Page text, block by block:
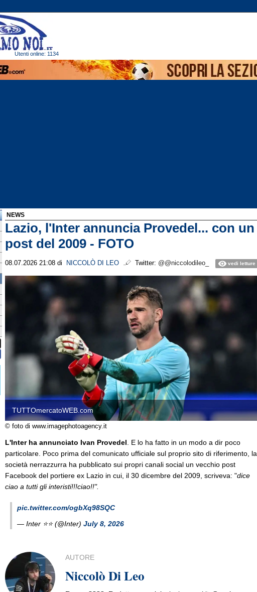
Utenti online: 1134
NEWS
Lazio, l'Inter annuncia Provedel... con un
post del 2009 - FOTO
08.07.2026 21:08 di NICCOLÒ DI LEO Twitter: @@niccolodileo_ vedi letture
TUTTOmercatoWEB.com
© foto di www.imagephotoagency.it
L'Inter ha annunciato Ivan Provedel . E lo ha fatto in un modo a dir poco
particolare. Poco prima del comunicato ufficiale sul proprio sito di riferimento, la
società nerrazzurra ha pubblicato sui propri canali social un vecchio post
Facebook del portiere ex Lazio in cui, il 30 dicembre del 2009, scriveva: "dice
ciao a tutti gli interisti!!!ciao!!".
pic.twitter.com/ogbXq98SQC
— Inter ⭐⭐ (@Inter) July 8, 2026
AUTORE
Niccolò Di Leo